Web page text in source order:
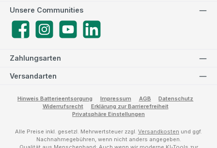
Zahlungsarten
Versandarten
Unsere Communities
FacebookInstagramYouTube
Hinweis Batterieentsorgung Impressum AGB
Datenschutz
Widerrufsrecht
Erklärung zur Barrierefreiheit
Privatsphäre Einstellungen
Alle Preise inkl. gesetzl. Mehrwertsteuer zzgl. Versandkosten und ggf.
Nachnahmegebühren, wenn nicht anders angegeben.